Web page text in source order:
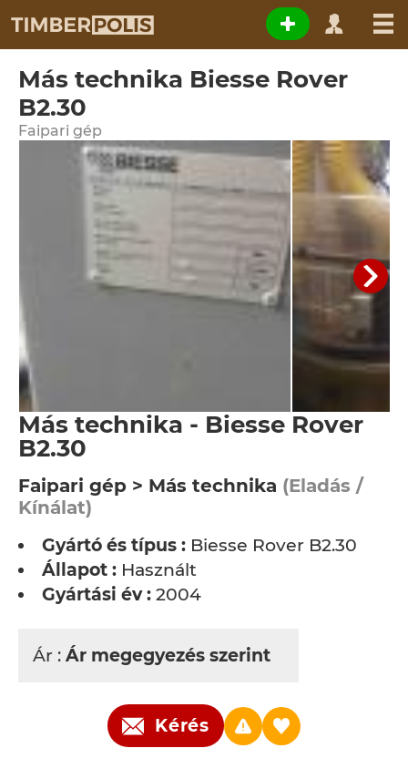
Más technika Biesse Rover
B2.30
Faipari gép
Más technika - Biesse Rover
B2.30
Faipari gép > Más technika (Eladás /
Kínálat)
Gyártó és típus : Biesse Rover B2.30
Állapot : Használt
Gyártási év : 2004
Ár : Ár megegyezés szerint
Kérés